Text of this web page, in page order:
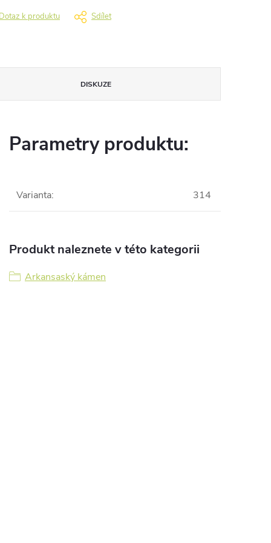
k produktu Sdílet
DISKUZE
Parametry produktu:
Varianta: 314
Produkt naleznete v této kategorii
Arkansaský kámen